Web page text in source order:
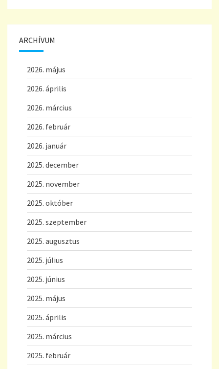
ARCHÍVUM
2026. május
2026. április
2026. március
2026. február
2026. január
2025. december
2025. november
2025. október
2025. szeptember
2025. augusztus
2025. július
2025. június
2025. május
2025. április
2025. március
2025. február